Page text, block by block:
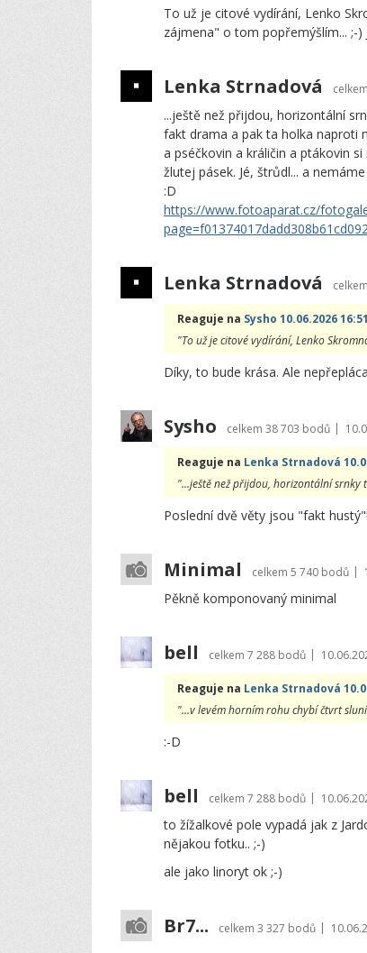
To už je citové vydírání, Lenko
zájmena" o tom popřemýšlím... ;-)
Lenka Strnadová celkem
...ještě než přijdou, horizontální
fakt drama a pak ta holka naproti
a pséčkovin a králičin a ptákovin
žlutej pásek. Jé, štrůdl... a
:D
https://www.fotoaparat.cz/
Lenka Strnadová celkem
Reaguje na Sysho 10.06.2026 16:51
"To už je citové vydírání, Lenko
Díky, to bude krása. Ale
Sysho celkem 38 703 bodů |
Reaguje na Lenka Strnadová
"...ještě než přijdou, horizontální srnky
Poslední dvě věty jsou "fakt
Minimal celkem 5 740 bodů |
Pěkně komponovaný minimal
bell celkem 7 288 bodů |
Reaguje na Lenka Strnadová
"...v levém horním rohu chybí čtvrt
:-D
bell celkem 7 288 bodů |
to žížalkové pole vypadá jak z
nějakou fotku.. ;-)
ale jako linoryt ok ;-)
Br7... celkem 3 327 bodů |